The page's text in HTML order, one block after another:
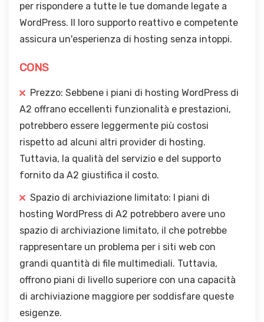
per rispondere a tutte le tue domande legate a
WordPress. Il loro supporto reattivo e competente
assicura un'esperienza di hosting senza intoppi.
CONS
Prezzo: Sebbene i piani di hosting WordPress di
A2 offrano eccellenti funzionalità e prestazioni,
potrebbero essere leggermente più costosi
rispetto ad alcuni altri provider di hosting.
Tuttavia, la qualità del servizio e del supporto
fornito da A2 giustifica il costo.
Spazio di archiviazione limitato: I piani di
hosting WordPress di A2 potrebbero avere uno
spazio di archiviazione limitato, il che potrebbe
rappresentare un problema per i siti web con
grandi quantità di file multimediali. Tuttavia,
offrono piani di livello superiore con una capacità
di archiviazione maggiore per soddisfare queste
esigenze.